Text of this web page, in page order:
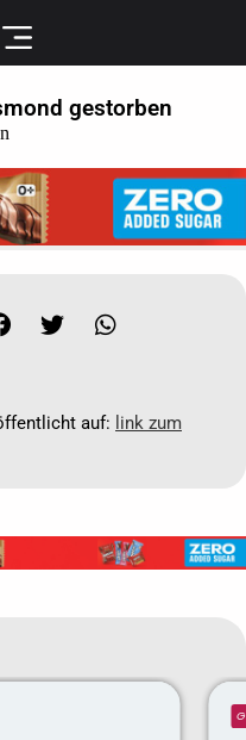
gestorben
auf: link zum